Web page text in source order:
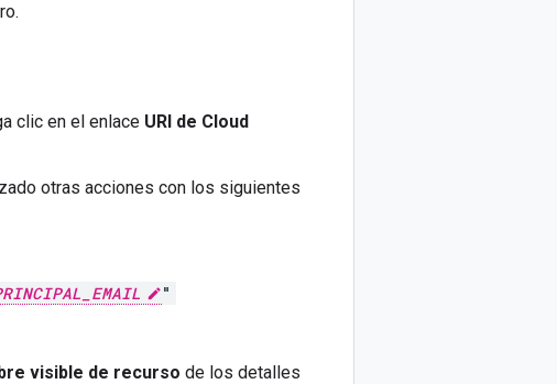
clic en el enlace URI de Cloud
otras acciones con los siguientes
"
visible de recurso de los detalles